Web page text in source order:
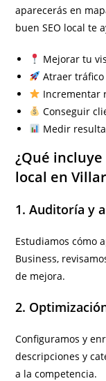
aparecerás en
buen SEO local te
Mejorar tu
Atraer
Incrementar
Conseguir
Medir
¿Qué
local en
1. Auditoría y
Estudiamos cómo
Business,
de mejora.
2.
Configuramos y
descripciones y
a la competencia.